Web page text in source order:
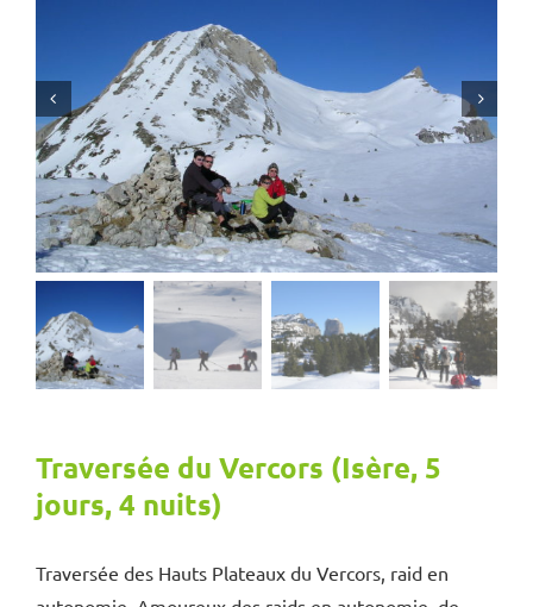
Traversée du Vercors (Isère, 5
jours, 4 nuits)
Traversée des Hauts Plateaux du Vercors, raid en